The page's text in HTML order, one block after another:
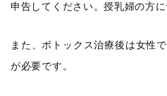
申告してください。授乳婦の方に
また、ボトックス治療後は女性
が必要です。